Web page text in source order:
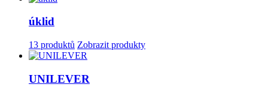
úklid
13 produktů Zobrazit produkty
UNILEVER